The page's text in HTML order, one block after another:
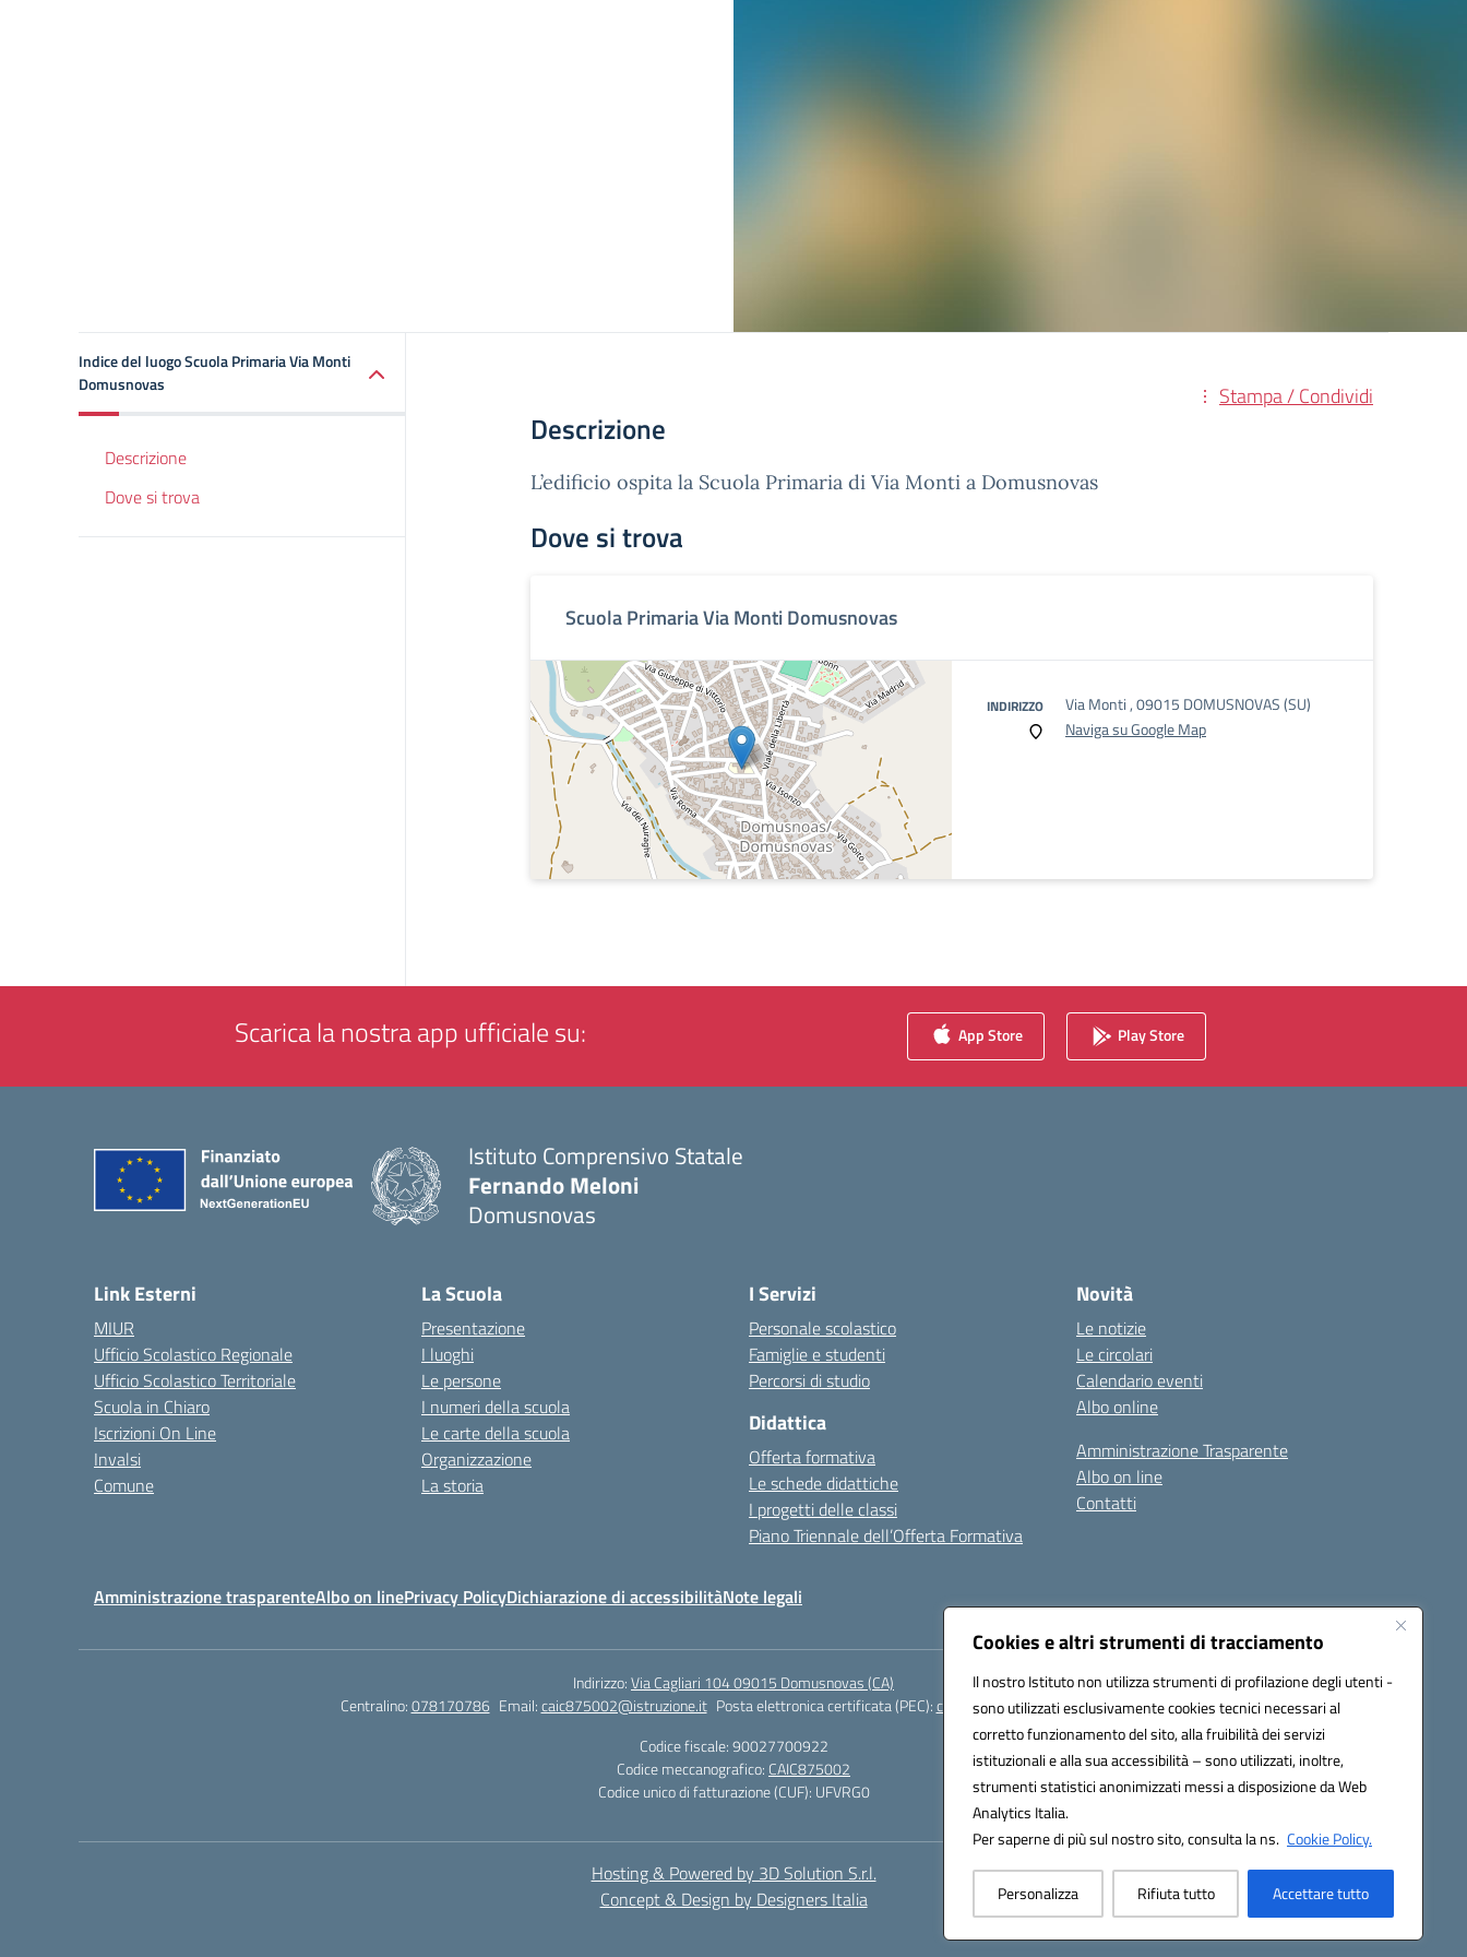
Cookies e altri strumenti di tracciamento
Il nostro Istituto non utilizza strumenti di profilazione degli utenti -
sono utilizzati esclusivamente cookies tecnici necessari al
corretto funzionamento del sito, alla fruibilità dei servizi
istituzionali e alla sua accessibilità – sono utilizzati, inoltre,
strumenti statistici anonimizzati messi a disposizione da Web
Analytics Italia.
Per saperne di più sul nostro sito, consulta la ns. Cookie Policy.
Personalizza Rifiuta tutto Accettare tutto
Indice del luogo Scuola Primaria Via Monti
Domusnovas
Descrizione
Dove si trova
Stampa / Condividi
Descrizione
L’edificio ospita la Scuola Primaria di Via Monti a Domusnovas
Dove si trova
Scuola Primaria Via Monti Domusnovas
INDIRIZZO
Via Monti , 09015 DOMUSNOVAS (SU)
Naviga su Google Map
Scarica la nostra app ufficiale su: App Store Play Store
Istituto Comprensivo Statale
Fernando Meloni
Domusnovas
Link Esterni
MIUR
Ufficio Scolastico Regionale
Ufficio Scolastico Territoriale
Scuola in Chiaro
Iscrizioni On Line
Invalsi
Comune
La Scuola
Presentazione
I luoghi
Le persone
I numeri della scuola
Le carte della scuola
Organizzazione
La storia
I Servizi
Personale scolastico
Famiglie e studenti
Percorsi di studio
Didattica
Offerta formativa
Le schede didattiche
I progetti delle classi
Piano Triennale dell’Offerta Formativa
Novità
Le notizie
Le circolari
Calendario eventi
Albo online
Amministrazione Trasparente
Albo on line
Contatti
Amministrazione trasparenteAlbo on linePrivacy PolicyDichiarazione di accessibilitàNote legali
Indirizzo:Via Cagliari 104 09015 Domusnovas (CA)
Centralino:078170786 Email:caic875002@istruzione.it Posta elettronica certificata (PEC):caic875002@pec.istruzione.it
Codice fiscale: 90027700922
Codice meccanografico: CAIC875002
Codice unico di fatturazione (CUF): UFVRG0
Hosting & Powered by 3D Solution S.r.l.
Concept & Design by Designers Italia